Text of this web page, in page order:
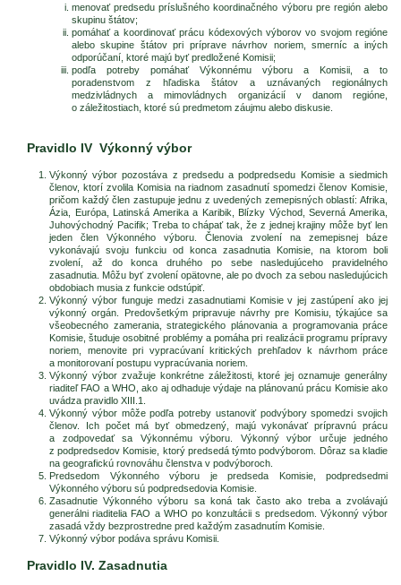
menovať predsedu príslušného koordinačného výboru pre región alebo
skupinu štátov;
pomáhať a koordinovať prácu kódexových výborov vo svojom regióne
alebo skupine štátov pri príprave návrhov noriem, smerníc a iných
odporúčaní, ktoré majú byť predložené Komisii;
podľa potreby pomáhať Výkonnému výboru a Komisii, a to
poradenstvom z hľadiska štátov a uznávaných regionálnych
medzivládnych a mimovládnych organizácií v danom regióne,
o záležitostiach, ktoré sú predmetom záujmu alebo diskusie.
Pravidlo IV Výkonný výbor
Výkonný výbor pozostáva z predsedu a podpredsedu Komisie a siedmich
členov, ktorí zvolila Komisia na riadnom zasadnutí spomedzi členov Komisie,
pričom každý člen zastupuje jednu z uvedených zemepisných oblastí: Afrika,
Ázia, Európa, Latinská Amerika a Karibik, Blízky Východ, Severná Amerika,
Juhovýchodný Pacifik; Treba to chápať tak, že z jednej krajiny môže byť len
jeden člen Výkonného výboru. Členovia zvolení na zemepisnej báze
vykonávajú svoju funkciu od konca zasadnutia Komisie, na ktorom boli
zvolení, až do konca druhého po sebe nasledujúceho pravidelného
zasadnutia. Môžu byť zvolení opätovne, ale po dvoch za sebou nasledujúcich
obdobiach musia z funkcie odstúpiť.
Výkonný výbor funguje medzi zasadnutiami Komisie v jej zastúpení ako jej
výkonný orgán. Predovšetkým pripravuje návrhy pre Komisiu, týkajúce sa
všeobecného zamerania, strategického plánovania a programovania práce
Komisie, študuje osobitné problémy a pomáha pri realizácii programu prípravy
noriem, menovite pri vypracúvaní kritických prehľadov k návrhom práce
a monitorovaní postupu vypracúvania noriem.
Výkonný výbor zvažuje konkrétne záležitosti, ktoré jej oznamuje generálny
riaditeľ FAO a WHO, ako aj odhaduje výdaje na plánovanú prácu Komisie ako
uvádza pravidlo XIII.1.
Výkonný výbor môže podľa potreby ustanoviť podvýbory spomedzi svojich
členov. Ich počet má byť obmedzený, majú vykonávať prípravnú prácu
a zodpovedať sa Výkonnému výboru. Výkonný výbor určuje jedného
z podpredsedov Komisie, ktorý predsedá týmto podvýborom. Dôraz sa kladie
na geografickú rovnováhu členstva v podvýboroch.
Predsedom Výkonného výboru je predseda Komisie, podpredsedmi
Výkonného výboru sú podpredsedovia Komisie.
Zasadnutie Výkonného výboru sa koná tak často ako treba a zvolávajú
generálni riaditelia FAO a WHO po konzultácii s predsedom. Výkonný výbor
zasadá vždy bezprostredne pred každým zasadnutím Komisie.
Výkonný výbor podáva správu Komisii.
Pravidlo IV. Zasadnutia